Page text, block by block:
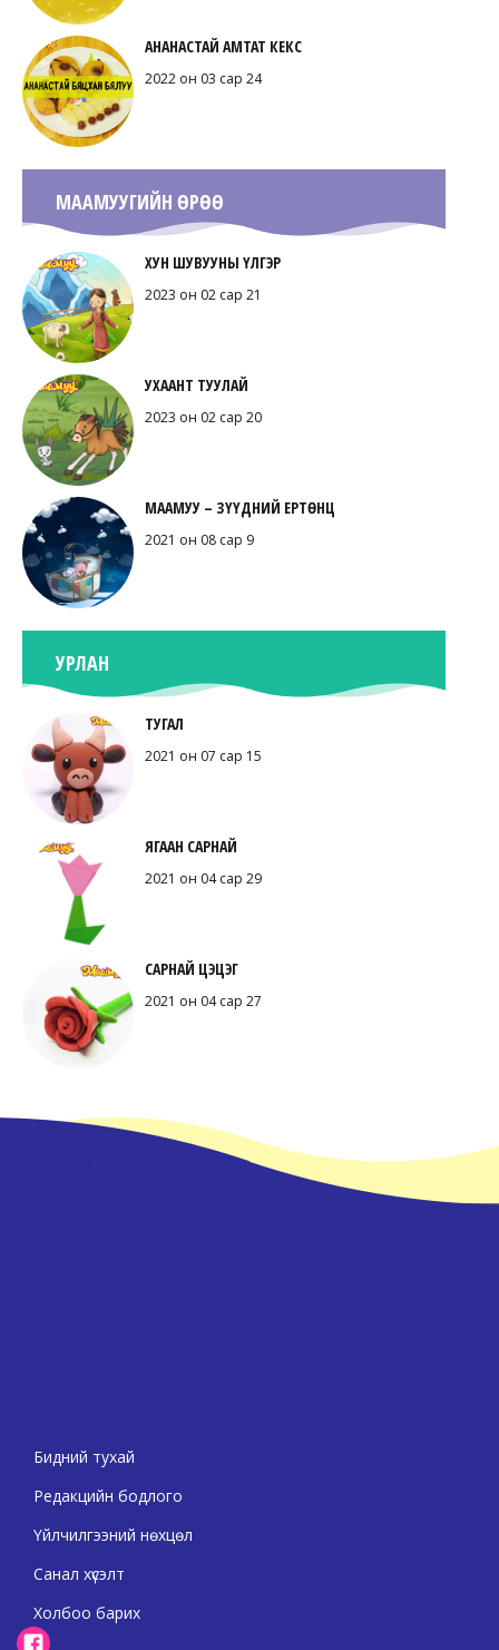
АНАНАСТАЙ АМТАТ КЕКС
2022 он 03 сар 24
МААМУУГИЙН ӨРӨӨ
ХУН ШУВУУНЫ ҮЛГЭР
2023 он 02 сар 21
УХААНТ ТУУЛАЙ
2023 он 02 сар 20
МААМУУ – ЗҮҮДНИЙ ЕРТӨНЦ
2021 он 08 сар 9
УРЛАН
ТУГАЛ
2021 он 07 сар 15
ЯГААН САРНАЙ
2021 он 04 сар 29
САРНАЙ ЦЭЦЭГ
2021 он 04 сар 27
Бидний тухай
Редакцийн бодлого
Үйлчилгээний нөхцөл
Санал хүсэлт
Холбоо барих